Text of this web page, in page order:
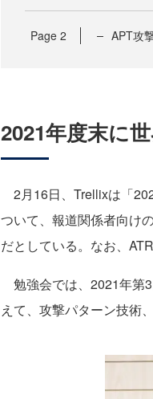
Page 2 APT攻
2021年度末に
2月16日、Trellixは「
ついて、報道関係者向け
だとしている。なお、
勉強会では、2021年第
えて、攻撃パターン技術